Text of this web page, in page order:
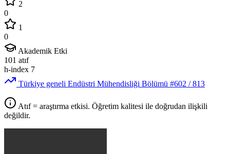
2
0
1
0
Akademik Etki
101 atıf
h-index 7
Türkiye geneli Endüstri Mühendisliği Bölümü #602 / 813
Atıf = araştırma etkisi. Öğretim kalitesi ile doğrudan ilişkili
değildir.